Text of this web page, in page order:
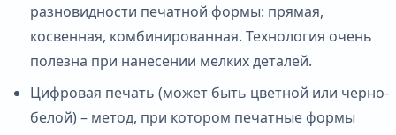
разновидности печатной формы: прямая,
косвенная, комбинированная. Технология очень
полезна при нанесении мелких деталей.
Цифровая печать (может быть цветной или черно-
белой) – метод, при котором печатные формы